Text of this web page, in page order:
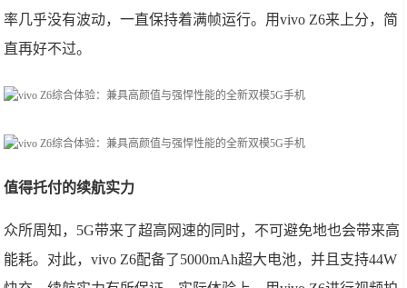
率几乎没有波动，一直保持着满帧运行。用vivo Z6来上分，简
直再好不过。
值得托付的续航实力
众所周知，5G带来了超高网速的同时，不可避免地也会带来高
能耗。对此，vivo Z6配备了5000mAh超大电池，并且支持44W